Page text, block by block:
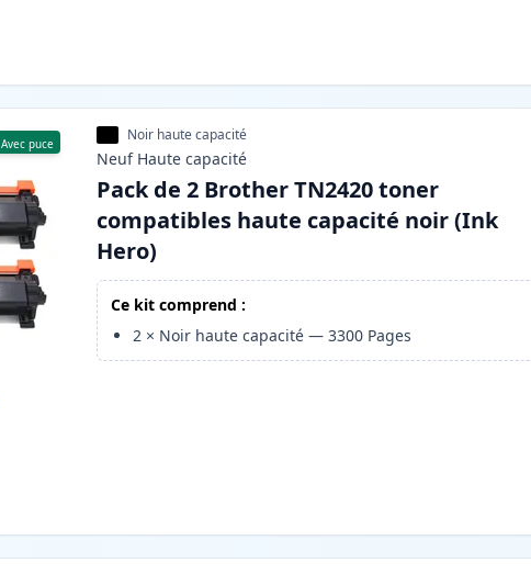
Avec puce Noir haute capacité
Neuf Haute capacité
Pack de 2 Brother TN2420 toner
compatibles haute capacité noir (Ink
Hero)
Ce kit comprend :
2 × Noir haute capacité —3300 Pages